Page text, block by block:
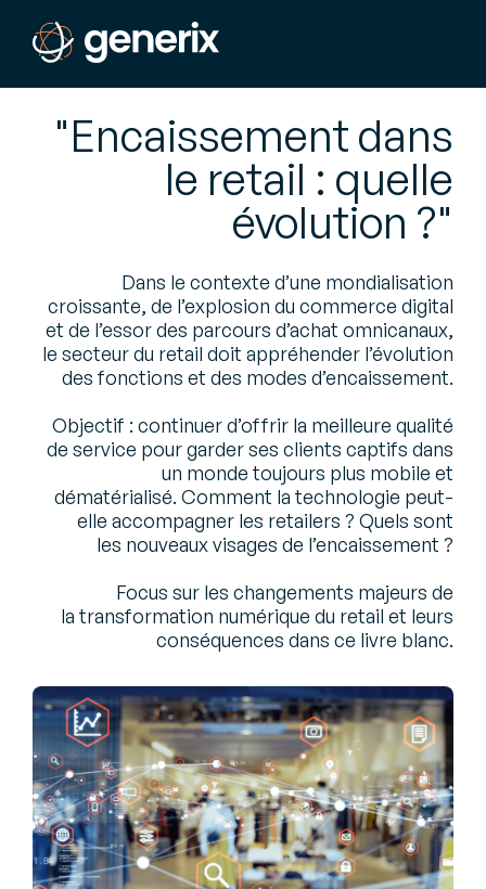
"Encaissement dans
le retail : quelle
évolution ?"
Dans le contexte d’une mondialisation
croissante, de l’explosion du commerce digital
et de l’essor des parcours d’achat omnicanaux,
le secteur du retail doit appréhender l’évolution
des fonctions et des modes d’encaissement.
Objectif : continuer d’offrir la meilleure qualité
de service pour garder ses clients captifs dans
un monde toujours plus mobile et
dématérialisé. Comment la technologie peut-
elle accompagner les retailers ? Quels sont
les nouveaux visages de l’encaissement ?
Focus sur les changements majeurs de
la transformation numérique du retail et leurs
conséquences dans ce livre blanc.